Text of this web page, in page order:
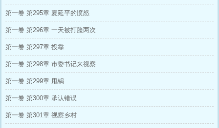
第一卷 第295章 夏延平的愤怒
第一卷 第296章 一天被打脸两次
第一卷 第297章 投靠
第一卷 第298章 市委书记来视察
第一卷 第299章 甩锅
第一卷 第300章 承认错误
第一卷 第301章 视察乡村